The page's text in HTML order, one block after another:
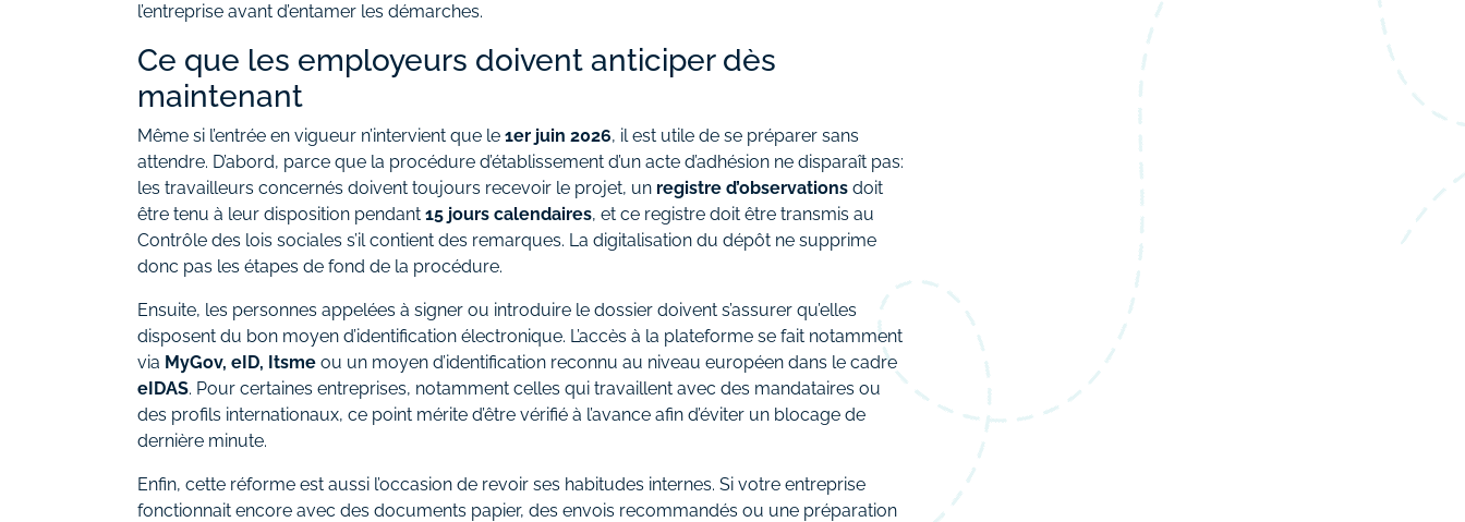
l’entreprise avant d’entamer les démarches.
Ce que les employeurs doivent anticiper dès
maintenant
Même si l’entrée en vigueur n’intervient que le 1er juin 2026, il est utile de se préparer sans
attendre. D’abord, parce que la procédure d’établissement d’un acte d’adhésion ne disparaît pas:
les travailleurs concernés doivent toujours recevoir le projet, un registre d’observations doit
être tenu à leur disposition pendant 15 jours calendaires, et ce registre doit être transmis au
Contrôle des lois sociales s’il contient des remarques. La digitalisation du dépôt ne supprime
donc pas les étapes de fond de la procédure.
Ensuite, les personnes appelées à signer ou introduire le dossier doivent s’assurer qu’elles
disposent du bon moyen d’identification électronique. L’accès à la plateforme se fait notamment
via MyGov, eID, Itsme ou un moyen d’identification reconnu au niveau européen dans le cadre
eIDAS. Pour certaines entreprises, notamment celles qui travaillent avec des mandataires ou
des profils internationaux, ce point mérite d’être vérifié à l’avance afin d’éviter un blocage de
dernière minute.
Enfin, cette réforme est aussi l’occasion de revoir ses habitudes internes. Si votre entreprise
fonctionnait encore avec des documents papier, des envois recommandés ou une préparation